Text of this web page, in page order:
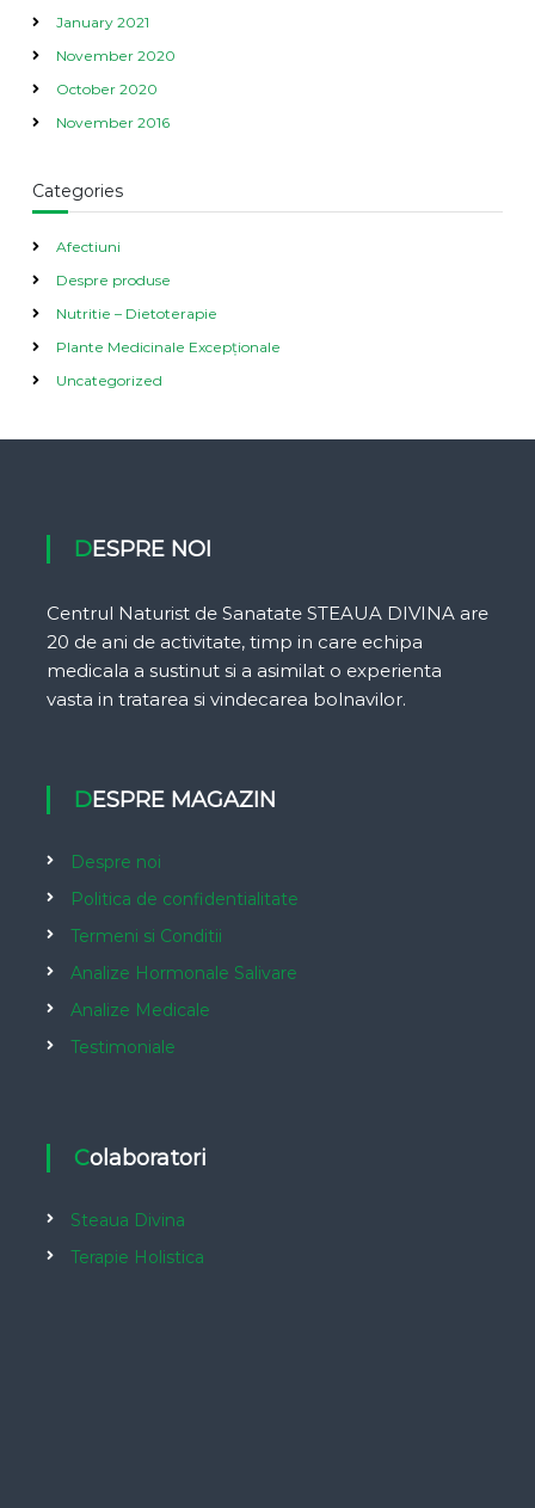
January 2021
November 2020
October 2020
November 2016
Categories
Afectiuni
Despre produse
Nutritie – Dietoterapie
Plante Medicinale Excepționale
Uncategorized
DESPRE NOI
Centrul Naturist de Sanatate STEAUA DIVINA are
20 de ani de activitate, timp in care echipa
medicala a sustinut si a asimilat o experienta
vasta in tratarea si vindecarea bolnavilor.
DESPRE MAGAZIN
Despre noi
Politica de confidentialitate
Termeni si Conditii
Analize Hormonale Salivare
Analize Medicale
Testimoniale
Colaboratori
Steaua Divina
Terapie Holistica